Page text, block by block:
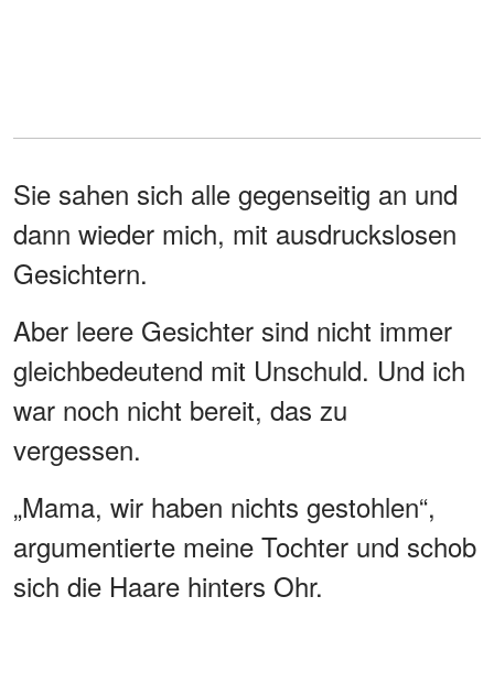
Sie sahen sich alle gegenseitig an und
dann wieder mich, mit ausdruckslosen
Gesichtern.
Aber leere Gesichter sind nicht immer
gleichbedeutend mit Unschuld. Und ich
war noch nicht bereit, das zu
vergessen.
„Mama, wir haben nichts gestohlen“,
argumentierte meine Tochter und schob
sich die Haare hinters Ohr.